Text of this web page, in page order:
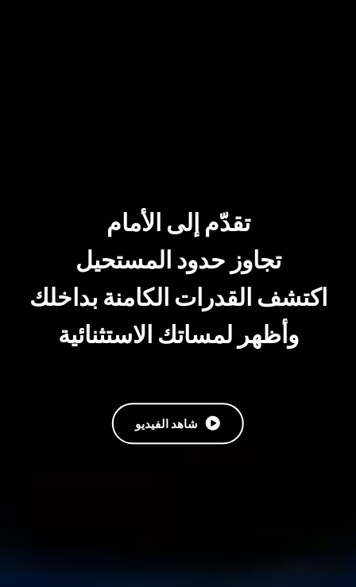
تقدّم إلى الأمام
تجاوز حدود المستحيل
اكتشف القدرات الكامنة بداخلك
وأظهر لمساتك الاستثنائية
شاهد الفيديو